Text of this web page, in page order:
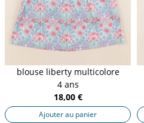
blouse liberty multicolore
4 ans
18,00 €
Ajouter au panier